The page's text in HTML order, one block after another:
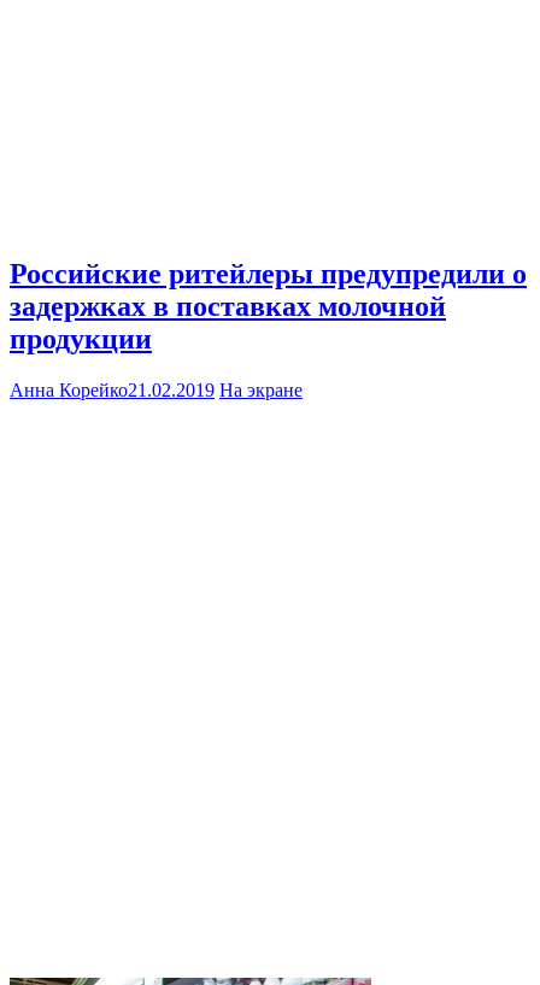
Российские ритейлеры предупредили о
задержках в поставках молочной
продукции
Анна Корейко21.02.2019 На экране